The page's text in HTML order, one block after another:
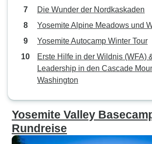
Die Wunder der Nordkaskaden
Yosemite Alpine Meadows und
Yosemite Autocamp Winter Tour
Erste Hilfe in der Wildnis (WFA)
Leadership in den Cascade
Washington
Yosemite Valley
Rundreise